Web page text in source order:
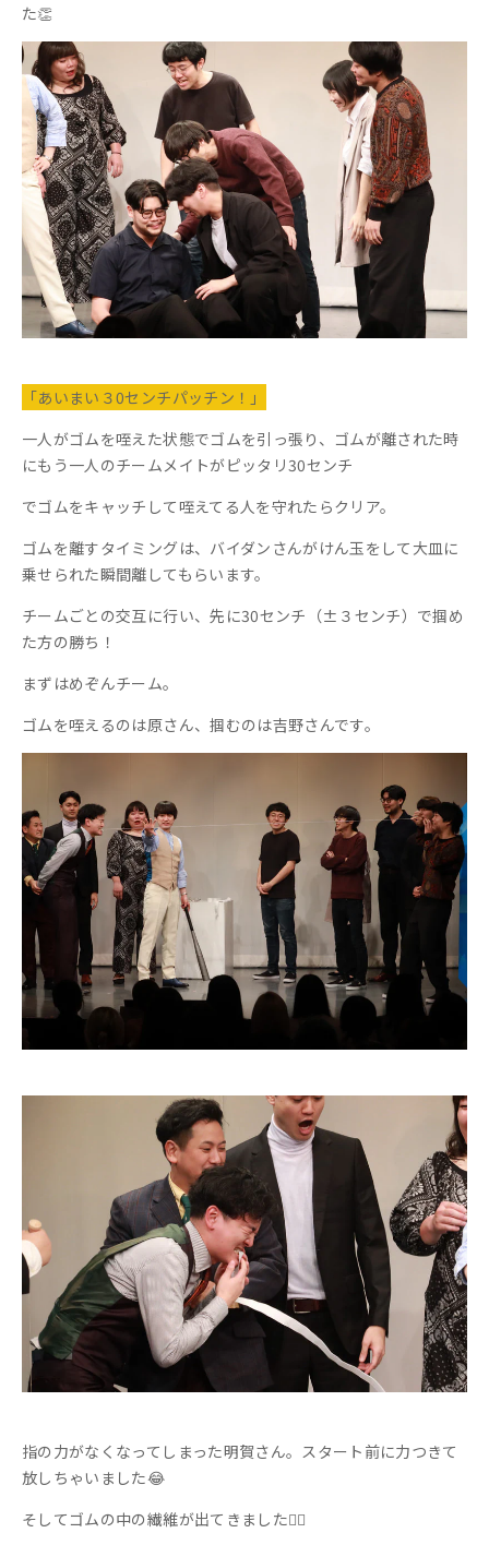
た👏
「あいまい３0センチパッチン！」
一人がゴムを咥えた状態でゴムを引っ張り、 ゴムが離された時
にもう一人のチームメイトがピッタリ30センチ
でゴムをキャッチして咥えてる人を守れたらクリア。
ゴムを離すタイミングは、バイダンさんがけん玉をして 大皿に
乗せられた瞬間離してもらいます。
チームごとの交互に行い、先に30センチ（±３センチ）で掴め
た方の勝ち！
まずはめぞんチーム。
ゴムを咥えるのは原さん、掴むのは吉野さんです。
指の力がなくなってしまった明賀さん。スタート前に力つきて
放しちゃいました😂
そしてゴムの中の繊維が出てきました🙋‍♀️